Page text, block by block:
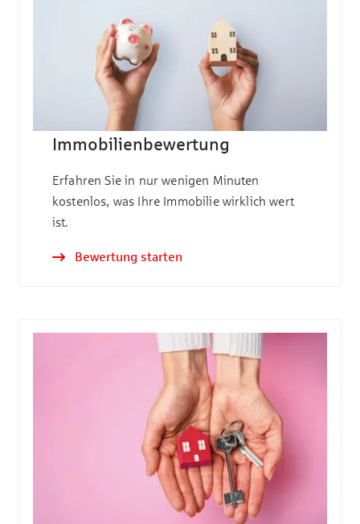
Immobilienbewertung
Erfahren Sie in nur wenigen Minuten
kostenlos, was Ihre Immobilie wirklich wert
ist.
Bewertung starten